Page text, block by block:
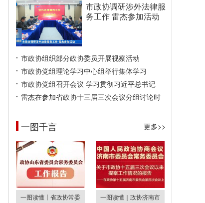
市政协调研涉外法律服
务工作 雷杰参加活动
市政协组织部分政协委员开展视察活动
市政协党组理论学习中心组举行集体学习
市政协党组召开会议 学习贯彻习近平总书记
雷杰在参加省政协十三届三次会议分组讨论时
一图千言 更多>>
一图读懂丨省政协常委 一图读懂｜政协济南市